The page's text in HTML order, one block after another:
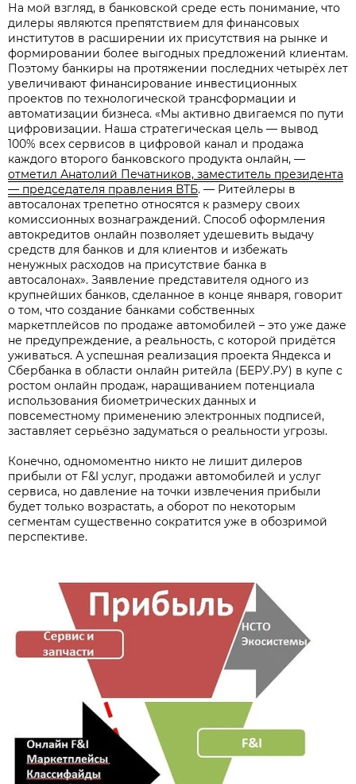
На мой взгляд, в банковской среде есть понимание, что
дилеры являются препятствием для финансовых
институтов в расширении их присутствия на рынке и
формировании более выгодных предложений клиентам.
Поэтому банкиры на протяжении последних четырёх лет
увеличивают финансирование инвестиционных
проектов по технологической трансформации и
автоматизации бизнеса. «Мы активно двигаемся по пути
цифровизации. Наша стратегическая цель — вывод
100% всех сервисов в цифровой канал и продажа
каждого второго банковского продукта онлайн, —
отметил Анатолий Печатников, заместитель президента
— председателя правления ВТБ. — Ритейлеры в
автосалонах трепетно относятся к размеру своих
комиссионных вознаграждений. Способ оформления
автокредитов онлайн позволяет удешевить выдачу
средств для банков и для клиентов и избежать
ненужных расходов на присутствие банка в
автосалонах». Заявление представителя одного из
крупнейших банков, сделанное в конце января, говорит
о том, что создание банками собственных
маркетплейсов по продаже автомобилей – это уже даже
не предупреждение, а реальность, с которой придётся
уживаться. А успешная реализация проекта Яндекса и
Сбербанка в области онлайн ритейла (БЕРУ.РУ) в купе с
ростом онлайн продаж, наращиванием потенциала
использования биометрических данных и
повсеместному применению электронных подписей,
заставляет серьёзно задуматься о реальности угрозы.
Конечно, одномоментно никто не лишит дилеров
прибыли от F&I услуг, продажи автомобилей и услуг
сервиса, но давление на точки извлечения прибыли
будет только возрастать, а оборот по некоторым
сегментам существенно сократится уже в обозримой
перспективе.